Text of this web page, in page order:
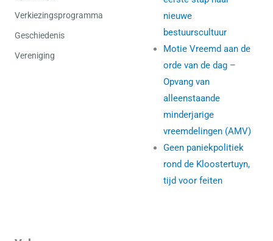
Verkiezingsprogramma
Geschiedenis
Vereniging
nieuwe
bestuurscultuur
Motie Vreemd aan de
orde van de dag –
Opvang van
alleenstaande
minderjarige
vreemdelingen (AMV)
Geen paniekpolitiek
rond de Kloostertuyn,
tijd voor feiten